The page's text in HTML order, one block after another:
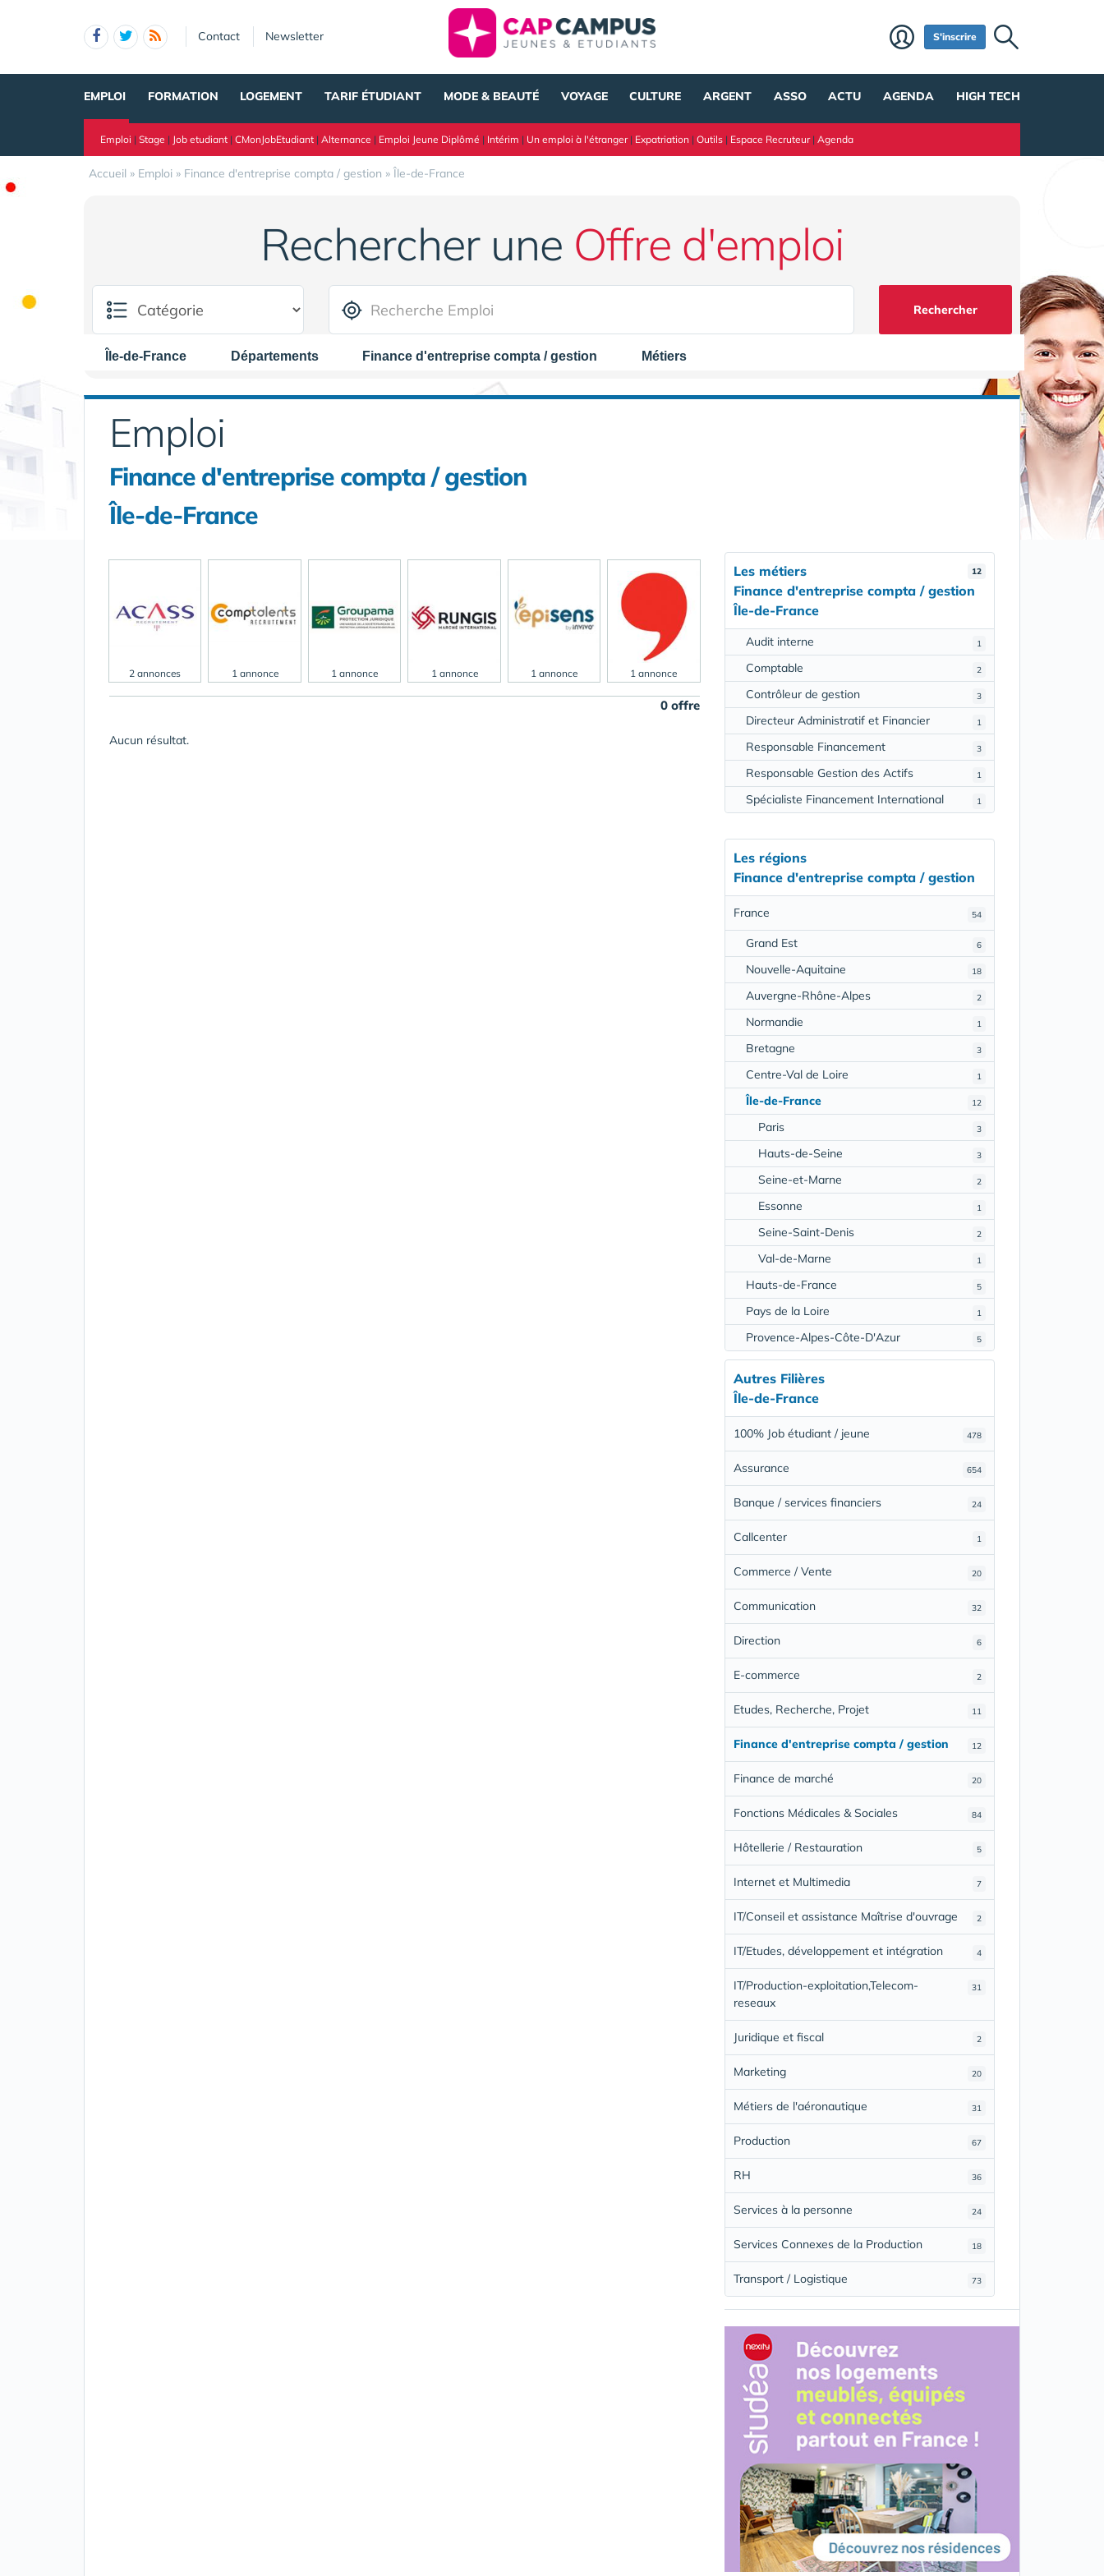
Contact Newsletter S'inscrire
EMPLOI FORMATION LOGEMENT TARIF ÉTUDIANT MODE & BEAUTÉ VOYAGE CULTURE ARGENT ASSO ACTU AGENDA HIGH TECH
Emploi | Stage | Job etudiant | CMonJobEtudiant | Alternance | Emploi Jeune Diplômé | Intérim | Un emploi à l'étranger| Expatriation | Outils | Espace Recruteur| Agenda
Accueil » Emploi » Finance d'entreprise compta / gestion » Île-de-France
Rechercher une Offre d'emploi
Rechercher
Île-de-France Départements Finance d'entreprise compta / gestion Métiers
Emploi
Finance d'entreprise compta / gestion
Île-de-France
2 annonces 1 annonce 1 annonce 1 annonce 1 annonce 1 annonce
0 offre
Aucun résultat.
12
Les métiers
Finance d'entreprise compta / gestion
Île-de-France
1
Audit interne
2
Comptable
3
Contrôleur de gestion
1
Directeur Administratif et Financier
3
Responsable Financement
1
Responsable Gestion des Actifs
1
Spécialiste Financement International
Les régions
Finance d'entreprise compta / gestion
54
France
6
Grand Est
18
Nouvelle-Aquitaine
2
Auvergne-Rhône-Alpes
1
Normandie
3
Bretagne
1
Centre-Val de Loire
12
Île-de-France
3
Paris
3
Hauts-de-Seine
2
Seine-et-Marne
1
Essonne
2
Seine-Saint-Denis
1
Val-de-Marne
5
Hauts-de-France
1
Pays de la Loire
5
Provence-Alpes-Côte-D'Azur
Autres Filières
Île-de-France
478
100% Job étudiant / jeune
654
Assurance
24
Banque / services financiers
1
Callcenter
20
Commerce / Vente
32
Communication
6
Direction
2
E-commerce
11
Etudes, Recherche, Projet
12
Finance d'entreprise compta / gestion
20
Finance de marché
84
Fonctions Médicales & Sociales
5
Hôtellerie / Restauration
7
Internet et Multimedia
2
IT/Conseil et assistance Maîtrise d'ouvrage
4
IT/Etudes, développement et intégration
31
IT/Production-exploitation,Telecom-
reseaux
2
Juridique et fiscal
20
Marketing
31
Métiers de l'aéronautique
67
Production
36
RH
24
Services à la personne
18
Services Connexes de la Production
73
Transport / Logistique